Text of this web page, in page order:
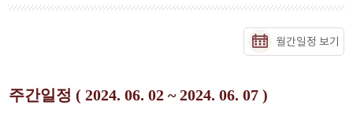
월간일정 보기
주간일정 ( 2024. 06. 02 ~ 2024. 06. 07 )